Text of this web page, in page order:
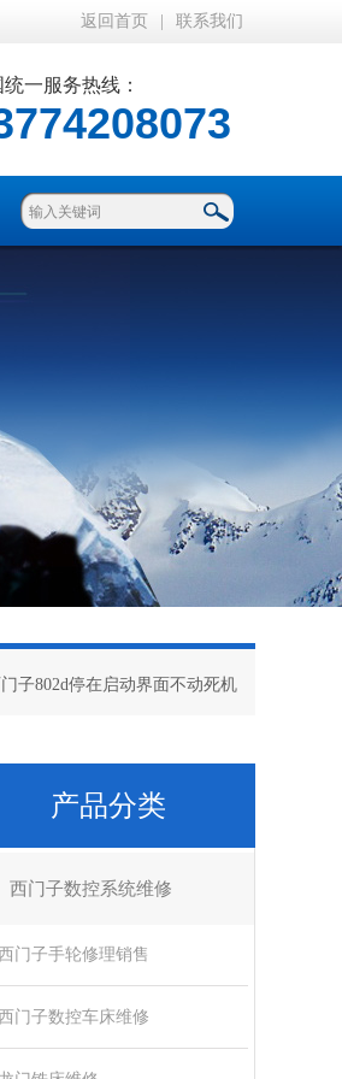
返回首页 联系我们
一服务热线：
子802d停在启动界面不动死机
产品分类
西门子数控系统维修
门子手轮修理销售
门子数控车床维修